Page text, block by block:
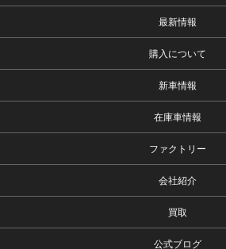
最新情報
購入について
新車情報
在庫車情報
ファクトリー
会社紹介
買取
公式ブログ